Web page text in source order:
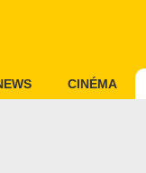
CINÉMA